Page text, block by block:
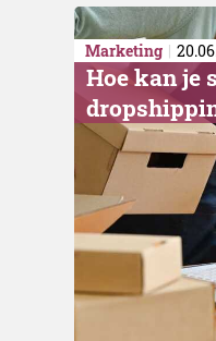
Marketing
​Hoe kan je